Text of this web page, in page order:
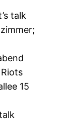
talk
15